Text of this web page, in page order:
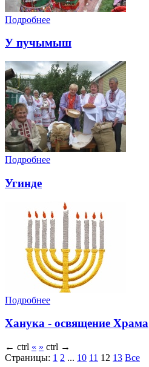
Подробнее
У пучымыш
Подробнее
Угинде
Подробнее
Ханука - освящение Храма
← ctrl « » ctrl →
Страницы: 1 2 ... 10 11 12 13 Все